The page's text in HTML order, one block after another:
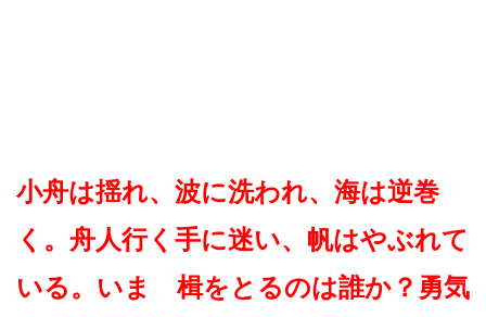
小舟は揺れ、波に洗われ、海は逆巻
く。舟人行く手に迷い、帆はやぶれて
いる。いま 楫をとるのは誰か？勇気